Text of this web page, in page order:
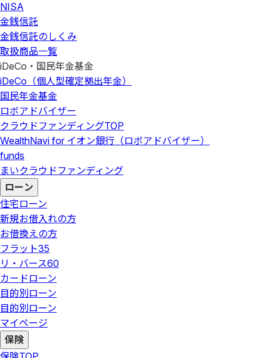
NISA
金銭信託
金銭信託のしくみ
取扱商品一覧
iDeCo・国民年金基金
iDeCo（個人型確定拠出年金）
国民年金基金
ロボアドバイザー
クラウドファンディングTOP
WealthNavi for イオン銀行（ロボアドバイザー）
funds
まいクラウドファンディング
ローン
住宅ローン
新規お借入れの方
お借換えの方
フラット35
リ・バース60
カードローン
目的別ローン
目的別ローン
マイページ
保険